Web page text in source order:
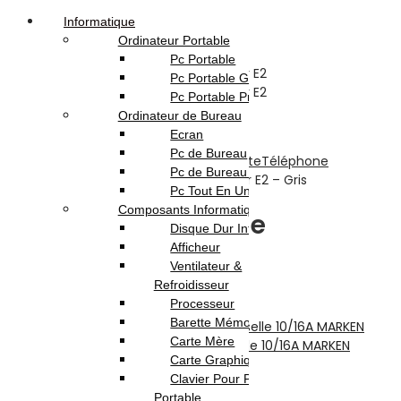
Téléphonie & TabletteTéléphone
Téléphone portable Energizer E2 – Gris
Téléphone portable
Energizer E2 – Gris
Previous product
Adaptateur prise électrique universelle 10/16A MARKEN
Informatique
Ordinateur Portable
Pc Portable
Pc Portable Gamer
Pc Portable Pro
Ordinateur de Bureau
Ecran
Pc de Bureau
Pc de Bureau Gamer
Pc Tout En Un
Composants Informatique
Disque Dur Interne
Afficheur
Ventilateur &
Refroidisseur
Processeur
Barette Mémoire
Carte Mère
Carte Graphique
Clavier Pour Pc
Portable